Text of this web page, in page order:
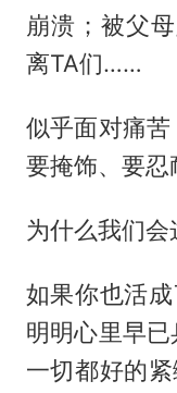
崩溃；被父
离TA们……
似乎面对痛苦
要掩饰、要忍
为什么我们会
如果你也活成
明明心里早
一切都好的